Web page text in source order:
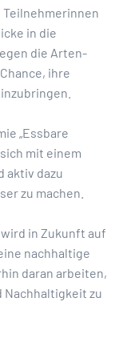
in die
die Arten-
ihre
„Essbare
mit einem
aktiv dazu
zu machen.
in Zukunft auf
nachhaltige
daran arbeiten,
Nachhaltigkeit zu